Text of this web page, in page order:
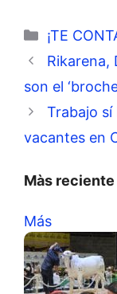
¡TE
Rikarena,
son el
Trabajo
vacantes en
Màs reciente
Más